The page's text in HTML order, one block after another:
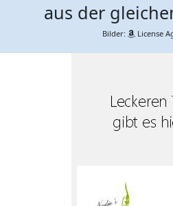
aus der
Bilder: License